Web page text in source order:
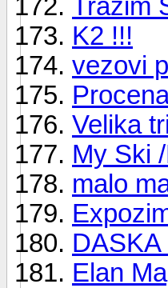
Trazim
K2 !!!
vezovi
Velika
My Ski
malo
Elan